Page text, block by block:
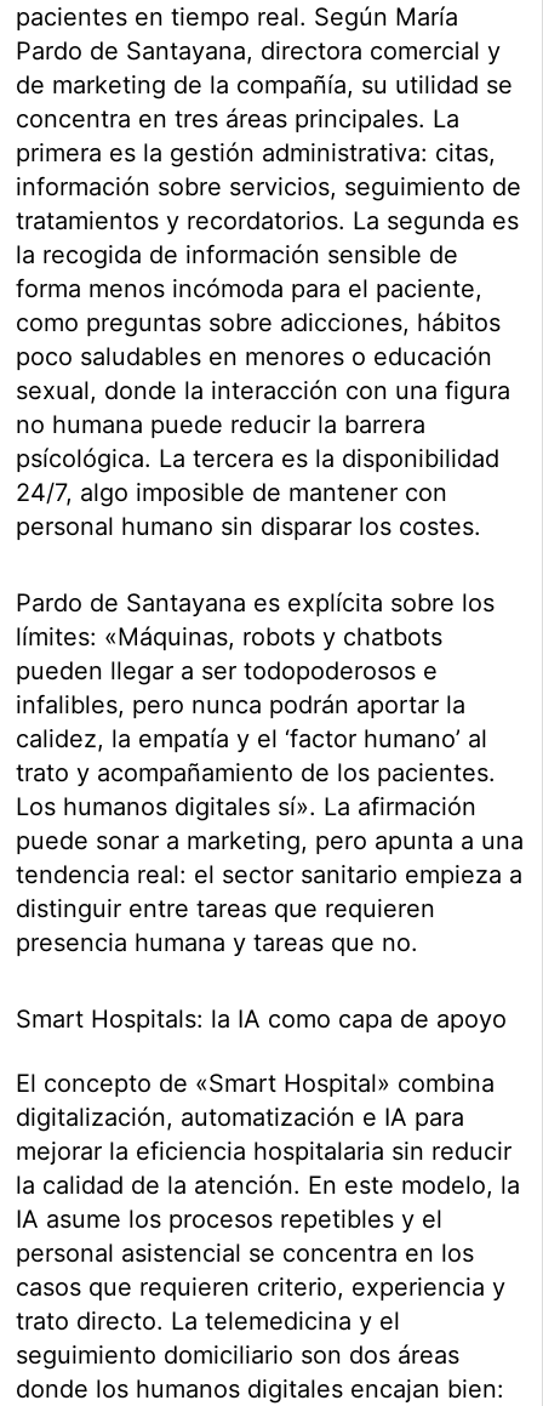
pacientes en tiempo real. Según María
Pardo de Santayana, directora comercial y
de marketing de la compañía, su utilidad se
concentra en tres áreas principales. La
primera es la gestión administrativa: citas,
información sobre servicios, seguimiento de
tratamientos y recordatorios. La segunda es
la recogida de información sensible de
forma menos incómoda para el paciente,
como preguntas sobre adicciones, hábitos
poco saludables en menores o educación
sexual, donde la interacción con una figura
no humana puede reducir la barrera
psícológica. La tercera es la disponibilidad
24/7, algo imposible de mantener con
personal humano sin disparar los costes.
Pardo de Santayana es explícita sobre los
límites: «Máquinas, robots y chatbots
pueden llegar a ser todopoderosos e
infalibles, pero nunca podrán aportar la
calidez, la empatía y el ‘factor humano’ al
trato y acompañamiento de los pacientes.
Los humanos digitales sí». La afirmación
puede sonar a marketing, pero apunta a una
tendencia real: el sector sanitario empieza a
distinguir entre tareas que requieren
presencia humana y tareas que no.
Smart Hospitals: la IA como capa de apoyo
El concepto de «Smart Hospital» combina
digitalización, automatización e IA para
mejorar la eficiencia hospitalaria sin reducir
la calidad de la atención. En este modelo, la
IA asume los procesos repetibles y el
personal asistencial se concentra en los
casos que requieren criterio, experiencia y
trato directo. La telemedicina y el
seguimiento domiciliario son dos áreas
donde los humanos digitales encajan bien: